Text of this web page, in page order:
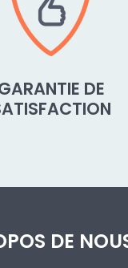
DE
DE